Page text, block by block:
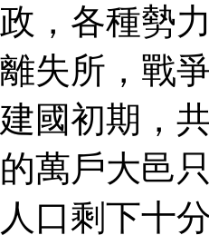
政，各種勢
離失所，戰
建國初期，
的萬戶大邑
人口剩下十